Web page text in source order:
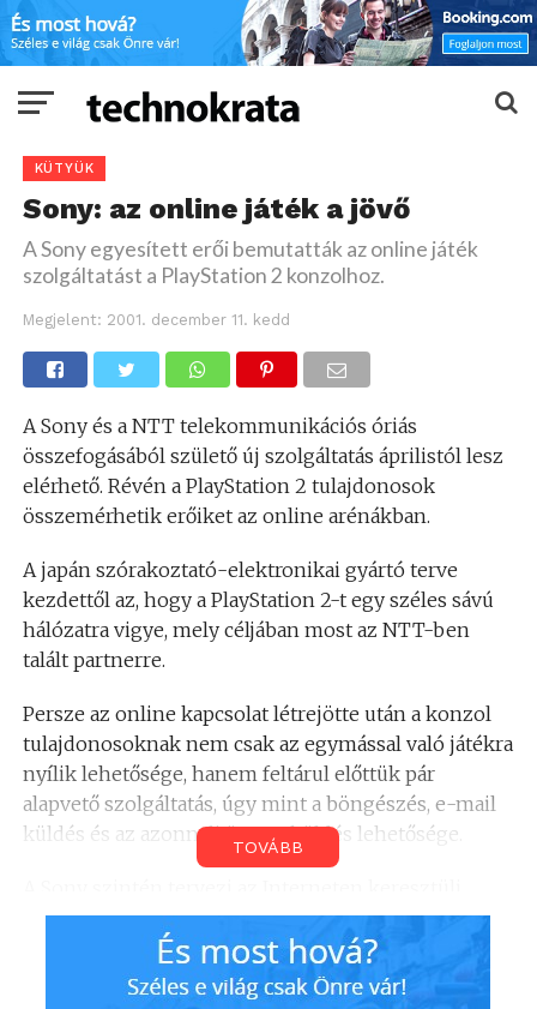
KÜTYÜK
Sony: az online játék a jövő
A Sony egyesített erői bemutatták az online játék
szolgáltatást a PlayStation 2 konzolhoz.
Megjelent: 2001. december 11. kedd
A Sony és a NTT telekommunikációs óriás
összefogásából születő új szolgáltatás áprilistól lesz
elérhető. Révén a PlayStation 2 tulajdonosok
összemérhetik erőiket az online arénákban.
A japán szórakoztató-elektronikai gyártó terve
kezdettől az, hogy a PlayStation 2-t egy széles sávú
hálózatra vigye, mely céljában most az NTT-ben
talált partnerre.
Persze az online kapcsolat létrejötte után a konzol
tulajdonosoknak nem csak az egymással való játékra
nyílik lehetősége, hanem feltárul előttük pár
alapvető szolgáltatás, úgy mint a böngészés, e-mail
küldés és az azonnali üzenetküldés lehetősége.
tartalomszolgáltatás megvalósítását: a széles sávú
kapcsolaton keresztül filmek, zenék, játékok
lesznek elérhetőek.
TOVÁBB